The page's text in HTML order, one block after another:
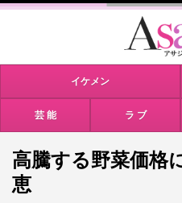
イケメン
芸 能 ラ ブ
高騰する野菜価格
恵